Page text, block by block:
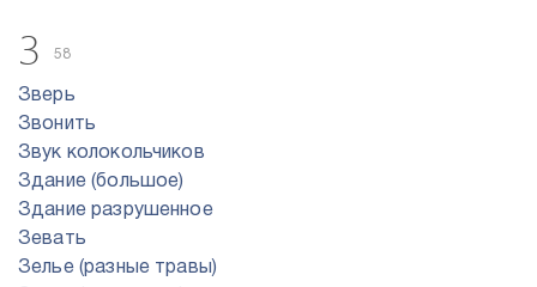
З 58
Зверь
Звонить
Звук колокольчиков
Здание (большое)
Здание разрушенное
Зевать
Зелье (разные травы)